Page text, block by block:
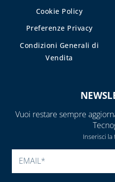
Cookie Policy
Preferenze Privacy
Condizioni Generali di
Vendita
Vuoi restare sempre
Inserisci la